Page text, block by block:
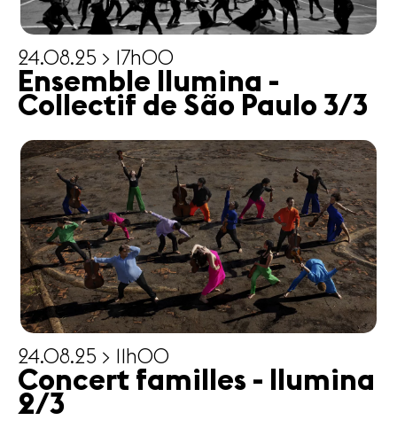
24.08.25 > 17h00
Ensemble Ilumina -
Collectif de São Paulo 3/3
24.08.25 > 11h00
Concert familles - Ilumina
2/3